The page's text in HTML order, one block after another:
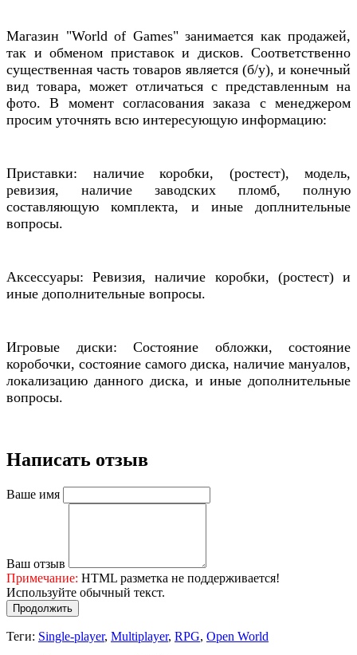
Магазин "World of Games" занимается как продажей,
так и обменом приставок и дисков. Соответственно
существенная часть товаров является (б/у), и конечный
вид товара, может отличаться с представленным на
фото. В момент согласования заказа с менеджером
просим уточнять всю интересующую информацию:
Приставки: наличие коробки, (ростест), модель,
ревизия, наличие заводских пломб, полную
составляющую комплекта, и иные доплнительные
вопросы.
Аксессуары: Ревизия, наличие коробки, (ростест) и
иные дополнительные вопросы.
Игровые диски: Состояние обложки, состояние
коробочки, состояние самого диска, наличие мануалов,
локализацию данного диска, и иные дополнительные
вопросы.
Написать отзыв
Ваше имя
Ваш отзыв
Примечание: HTML разметка не поддерживается!
Используйте обычный текст.
Продолжить
Теги: Single-player, Multiplayer, RPG, Open World